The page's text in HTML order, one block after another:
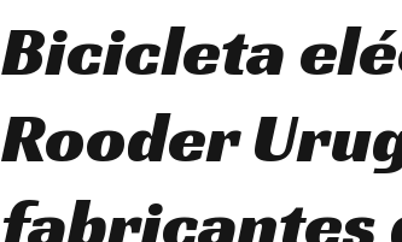
Bicicleta
Rooder
fabricantes